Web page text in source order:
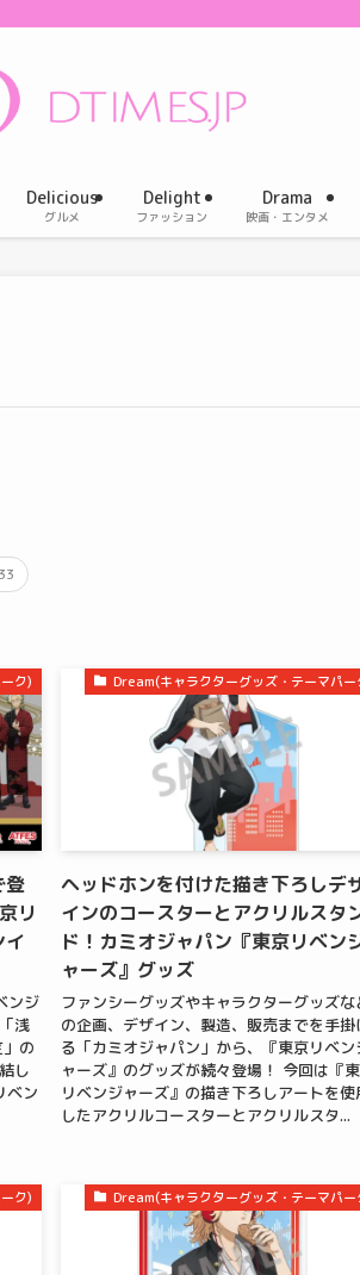
Delicious
グルメ
Delight
ファッション
Drama
映画・エンタメ
33
ク)
登
リ
イ
ンジ
浅
の
し
ベン
Dream(キャラクターグッズ・テーマパー
ヘッドホンを付けた描き下ろしデ
インのコースターとアクリルスタ
ド！カミオジャパン『東京リベン
ャーズ』グッズ
ファンシーグッズやキャラクターグッズな
の企画、デザイン、製造、販売までを手掛
る「カミオジャパン」から、『東京リベン
ャーズ』のグッズが続々登場！ 今回は『
リベンジャーズ』の描き下ろしアートを使
したアクリルコースターとアクリルスタ...
ク) Dream(キャラクターグッズ・テーマパー